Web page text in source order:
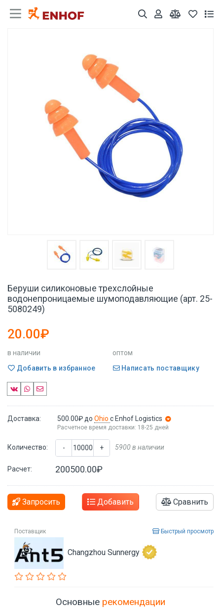
Беруши силиконовые трехслойные
водонепроницаемые шумоподавляющие (арт. 25-
5080249)
20.00₽
в наличии
оптом
Добавить в избранное
Написать поставщику
Доставка: 500.00₽ до Ohio с Enhof Logistics
Расчетное время доставки: 18-25 дней
Количество: - + 5900 в наличии
Расчет: 200500.00₽
Запросить Добавить Сравнить
Поставщик Быстрый просмотр
Changzhou Sunnergy
Основные рекомендации